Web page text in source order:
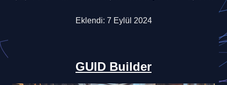
Eklendi: 7 Eylül 2024
GUID Builder